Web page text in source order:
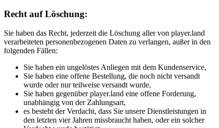
Recht auf Löschung:
Sie haben das Recht, jederzeit die Löschung aller von player.land
verarbeiteten personenbezogenen Daten zu verlangen, außer in den
folgenden Fällen:
Sie haben ein ungelöstes Anliegen mit dem Kundenservice,
Sie haben eine offene Bestellung, die noch nicht versandt
wurde oder nur teilweise versandt wurde,
Sie haben gegenüber player.land eine offene Forderung,
unabhängig von der Zahlungsart,
es besteht der Verdacht, dass Sie unsere Dienstleistungen in
den letzten vier Jahren missbraucht haben, oder ein solcher